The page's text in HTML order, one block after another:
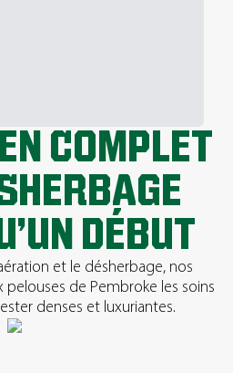
COMPLET
DÉBUT
et le désherbage, nos
de Pembroke les soins
denses et luxuriantes.